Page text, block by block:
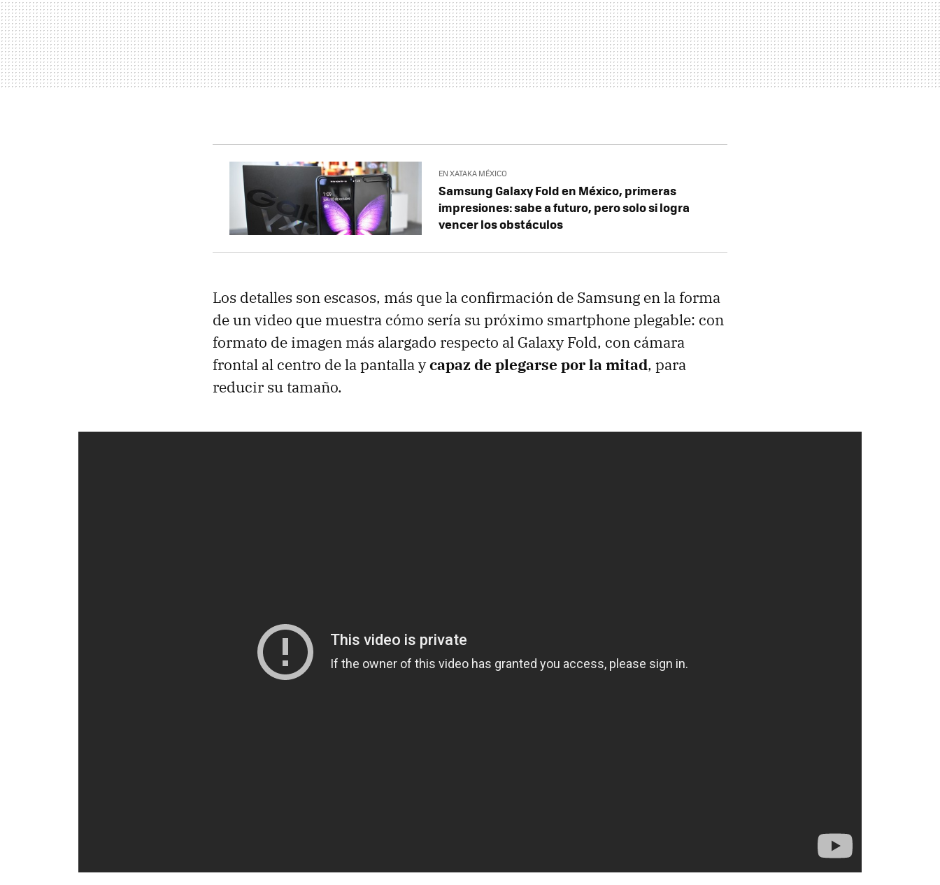
EN XATAKA MÉXICO
Samsung Galaxy Fold en México, primeras
impresiones: sabe a futuro, pero solo si logra
vencer los obstáculos
Los detalles son escasos, más que la confirmación de Samsung en la forma
de un video que muestra cómo sería su próximo smartphone plegable: con
formato de imagen más alargado respecto al Galaxy Fold, con cámara
frontal al centro de la pantalla ycapaz de plegarse por la mitad, para
reducir su tamaño.